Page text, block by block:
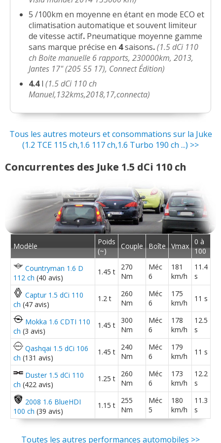
15/20
1.5 dCi 110 ch 80000 km Teckna tte
options(1 )
-- /20
1.5 dCi 110 ch 22000 km mis en
circulation en(0 )
15/20 1.5 dCi 110 ch
1.5 dCi 110 ch bvm 42000kms 2013
1.5 dCi 110 ch 30000 km annee 2010
acenta pac( )
13/20 1.5 dCi 110 ch 63 000 kms
13/20
1.5 dCi 110 ch 38000 km 2011 FAP (K9K)
acent(1 )
10/20
1.5 dCi 110 ch Connect diesel noir et un
peu
)
15/20
1.5 dCi 110 ch immat 10/2012, version
1
13/20
1.5 dCi 110 ch ministry of sound
10/2012 6100(0 )
05/20
1.5 dCi 110 ch boite manuelle,
20000kms année( )
15/20
1.5 dCi 110 ch Boîte Manuelle 6
vitesses(0
12/20
5 /100km en moyenne en étant en mode ECO et
climatisation automatique et souvent limiteur
de vitesse actif. Pneumatique moyenne gamme
sans marque précise en 4saisons. (1.5 dCi 110
ch Boite manuelle 6 rapports, 230000km, 2013,
Jantes 17" (205 55 17), Connect Édition)
4.4l(1.5 dCi 110 ch
Manuel,132kms,2018,17,connecta)
Tous les autres moteurs et consommations sur la Juke
(1.2 TCE 115 ch,1.6 117 ch,1.6 Turbo 190 ch ...) >>
Concurrentes des Juke 1.5 dCi 110 ch
Modèle
Poids
(~)
Couple Boîte Vmax 0 à
100
Countryman 1.6 D
112 ch (40 avis)
1.45 t
270
Nm
Méc
6
181
km/h
11.4
s
Captur 1.5 dCi 110
ch (47 avis)
1.2 t
260
Nm
Méc
6
175
km/h
11 s
Mokka 1.6 CDTI 110
ch (3 avis)
1.45 t
300
Nm
Méc
6
178
km/h
12.5
s
Qashqai 1.5 dCi 106
ch (131 avis)
1.45 t
240
Nm
Méc
6
179
km/h
11 s
Duster 1.5 dCi 110
ch (422 avis)
1.25 t
260
Nm
Méc
6
173
km/h
12.2
s
2008 1.6 BlueHDI
100 ch (39 avis)
1.15 t
255
Nm
Méc
5
180
km/h
11.3
s
Toutes les autres performances automobiles >>